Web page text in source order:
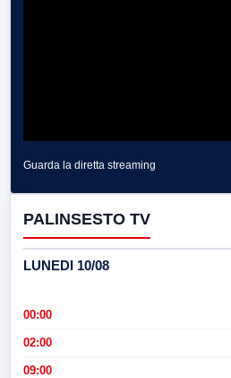
Guarda la diretta streaming
PALINSESTO TV
LUNEDI 10/08
00:00
02:00
09:00